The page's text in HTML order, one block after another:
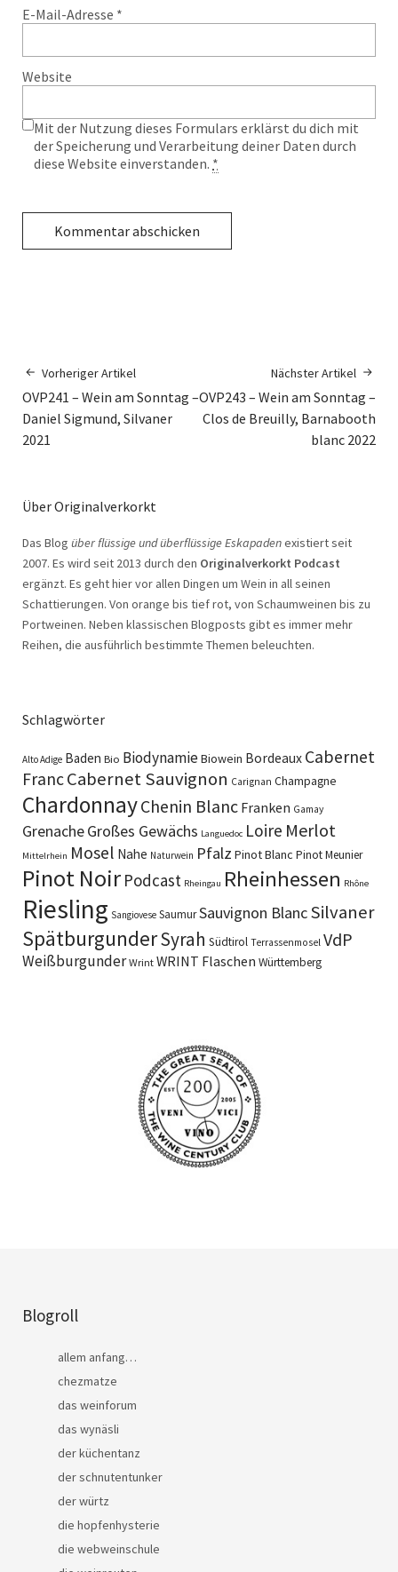
E-Mail-Adresse *
Website
Mit der Nutzung dieses Formulars erklärst du dich mit
der Speicherung und Verarbeitung deiner Daten durch
diese Website einverstanden. *
Vorheriger Artikel
OVP241 – Wein am Sonntag –
Daniel Sigmund, Silvaner
2021
Nächster Artikel
OVP243 – Wein am Sonntag –
Clos de Breuilly, Barnabooth
blanc 2022
Über Originalverkorkt
Das Blog über flüssige und überflüssige Eskapadenexistiert seit
2007. Es wird seit 2013 durch den Originalverkorkt Podcast
ergänzt. Es geht hier vor allen Dingen um Wein in all seinen
Schattierungen. Von orange bis tief rot, von Schaumweinen bis zu
Portweinen. Neben klassischen Blogposts gibt es immer mehr
Reihen, die ausführlich bestimmte Themen beleuchten.
Schlagwörter
Alto Adige Baden Bio BiodynamieBiowein Bordeaux Cabernet
FrancCabernet Sauvignon Carignan Champagne
ChardonnayChenin Blanc Franken Gamay
GrenacheGroßes Gewächs Languedoc Loire Merlot
Mittelrhein Mosel Nahe Naturwein Pfalz Pinot Blanc Pinot Meunier
Pinot Noir Podcast Rheingau Rheinhessen Rhône
Riesling Sangiovese SaumurSauvignon BlancSilvaner
SpätburgunderSyrah Südtirol Terrassenmosel VdP
Weißburgunder Wrint WRINT Flaschen Württemberg
Blogroll
allem anfang…
chezmatze
das weinforum
das wynäsli
der küchentanz
der schnutentunker
der würtz
die hopfenhysterie
die webweinschule